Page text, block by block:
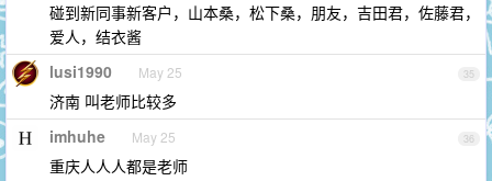
碰到新同事新客户，山本桑，松下桑，朋友，吉田君，佐藤君，
爱人，结衣酱
35
lusi1990 May 25
济南 叫老师比较多
36
imhuhe May 25
重庆人人人都是老师